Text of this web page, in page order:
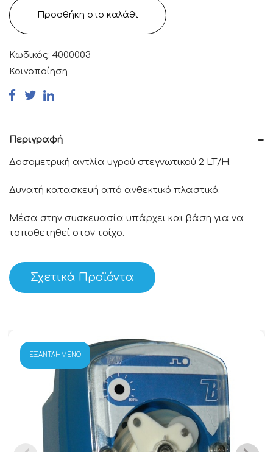
Προσθήκη στο καλάθι
Κωδικός: 4000003
Κοινοποίηση
Περιγραφή
Δοσομετρική αντλία υγρού στεγνωτικού 2 LT/H.
Δυνατή κατασκευή από ανθεκτικό πλαστικό.
Μέσα στην συσκευασία υπάρχει και βάση για να
τοποθετηθεί στον τοίχο.
Σχετικά Προϊόντα
ΕΞΑΝΤΛΗΜΈΝΟ